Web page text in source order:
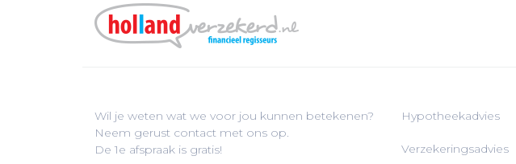
Wil je weten wat we voor jou kunnen betekenen?
Neem gerust contact met ons op.
De 1e afspraak is gratis!
Hypotheekadvies
Verzekeringsadvies